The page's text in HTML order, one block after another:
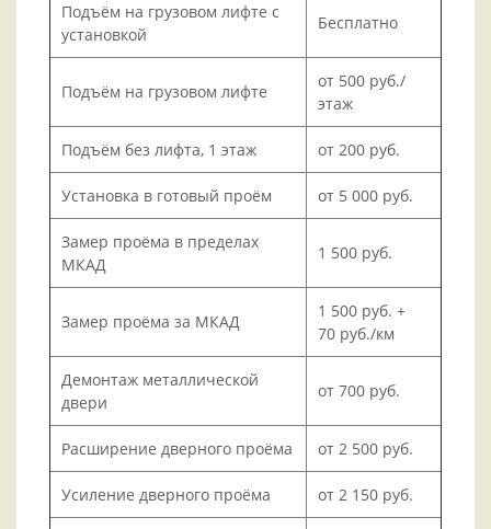
Подъём на грузовом лифте с
установкой
Бесплатно
Подъём на грузовом лифте
от 500 руб./
этаж
Подъём без лифта, 1 этаж от 200 руб.
Установка в готовый проём от 5 000 руб.
Замер проёма в пределах
МКАД
1 500 руб.
Замер проёма за МКАД
1 500 руб. +
70 руб./км
Демонтаж металлической
двери
от 700 руб.
Расширение дверного проёма от 2 500 руб.
Усиление дверного проёма от 2 150 руб.